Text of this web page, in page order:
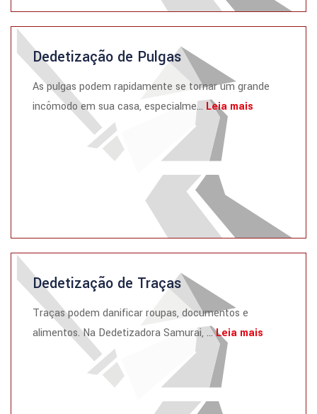
Dedetização de Pulgas
As pulgas podem rapidamente se tornar um grande
incômodo em sua casa, especialme... Leia mais
Dedetização de Traças
Traças podem danificar roupas, documentos e
alimentos. Na Dedetizadora Samurai, ...Leia mais